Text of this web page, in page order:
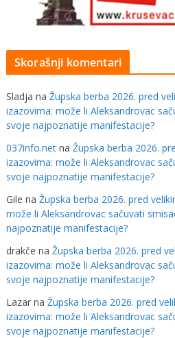
Skorašnji komentari
Sladja na Župska berba 2026. pred
izazovima: može li Aleksandrovac
svoje najpoznatije manifestacije?
037info.net na Župska berba 2026.
izazovima: može li Aleksandrovac
svoje najpoznatije manifestacije?
Gile na Župska berba 2026. pred
može li Aleksandrovac sačuvati
najpoznatije manifestacije?
drakče na Župska berba 2026. pred
izazovima: može li Aleksandrovac
svoje najpoznatije manifestacije?
Lazar na Župska berba 2026. pred
izazovima: može li Aleksandrovac
svoje najpoznatije manifestacije?